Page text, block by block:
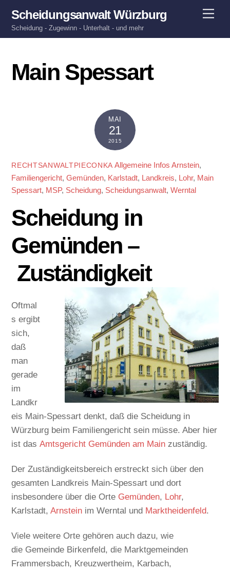
Scheidungsanwalt Würzburg
Scheidung - Zugewinn - Unterhalt - und mehr
Main Spessart
MAI
21
2015
RECHTSANWALTPIECONKA Allgemeine Infos Arnstein,
Familiengericht,Gemünden, Karlstadt, Landkreis, Lohr, Main
Spessart, MSP, Scheidung, Scheidungsanwalt,Werntal
Scheidung in
Gemünden –
Zuständigkeit
Oftmal
s ergibt
sich,
daß
man
gerade
im
Landkr
eis Main-Spessart denkt, daß die Scheidung in
Würzburg beim Familiengericht sein müsse. Aber hier
ist dasAmtsgericht Gemünden am Main zuständig.
Der Zuständigkeitsbereich erstreckt sich über den
gesamten Landkreis Main-Spessart und dort
insbesondere über die Orte Gemünden, Lohr,
Karlstadt,Arnstein im Werntal und Marktheidenfeld.
Viele weitere Orte gehören auch dazu, wie
die Gemeinde Birkenfeld, die Marktgemeinden
Frammersbach, Kreuzwertheim, Karbach,